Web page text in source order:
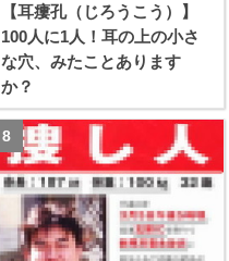
【耳瘻孔（じろうこう）】
100人に1人！耳の上の小さ
な穴、みたことあります
か？